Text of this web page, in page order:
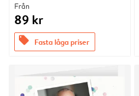
Från
89 kr
offers Fasta låga priser